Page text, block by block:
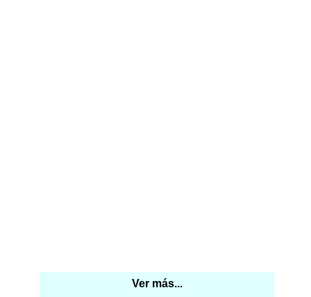
Ver más...